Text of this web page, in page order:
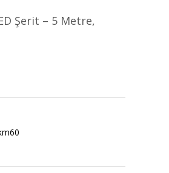
Şerit – 5 Metre,